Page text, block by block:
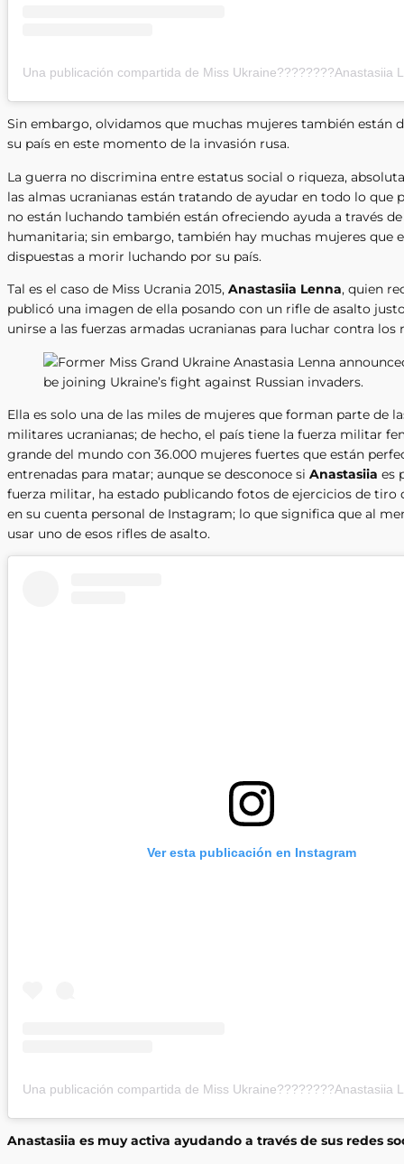
Sin embargo, olvidamos que muchas mujeres también están
su país en este momento de la invasión rusa.
La guerra no discrimina entre estatus social o riqueza,
las almas ucranianas están tratando de ayudar en todo lo que
no están luchando también están ofreciendo ayuda a través
humanitaria; sin embargo, también hay muchas mujeres que
dispuestas a morir luchando por su país.
Tal es el caso de Miss Ucrania 2015, Anastasiia Lenna, quien
publicó una imagen de ella posando con un rifle de asalto
unirse a las fuerzas armadas ucranianas para luchar contra los
Ella es solo una de las miles de mujeres que forman parte de
militares ucranianas; de hecho, el país tiene la fuerza militar
grande del mundo con 36.000 mujeres fuertes que están
entrenadas para matar; aunque se desconoce si Anastasiia es
fuerza militar, ha estado publicando fotos de ejercicios de tiro
en su cuenta personal de Instagram; lo que significa que al
usar uno de esos rifles de asalto.
Ver esta publicación en Instagram
Anastasiia es muy activa ayudando a través de sus redes